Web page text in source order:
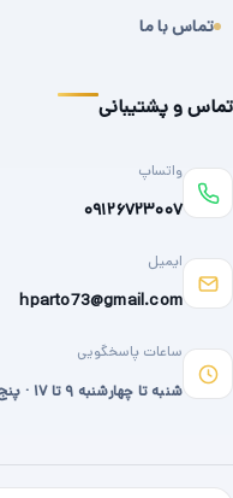
تماس با ما
تماس و پشتیبانی
واتساپ
۰۹۱۲۶۷۲۳۰۰۷
ایمیل
hparto73@gmail.com
ساعات پاسخگویی
شنبه تا چهارشنبه ۹ تا ۱۷ · پنج‌شنبه ۹ تا ۱۳